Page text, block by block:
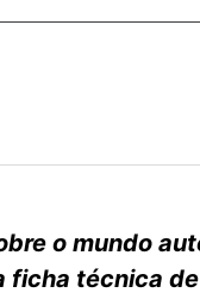
o mundo
ficha técnica